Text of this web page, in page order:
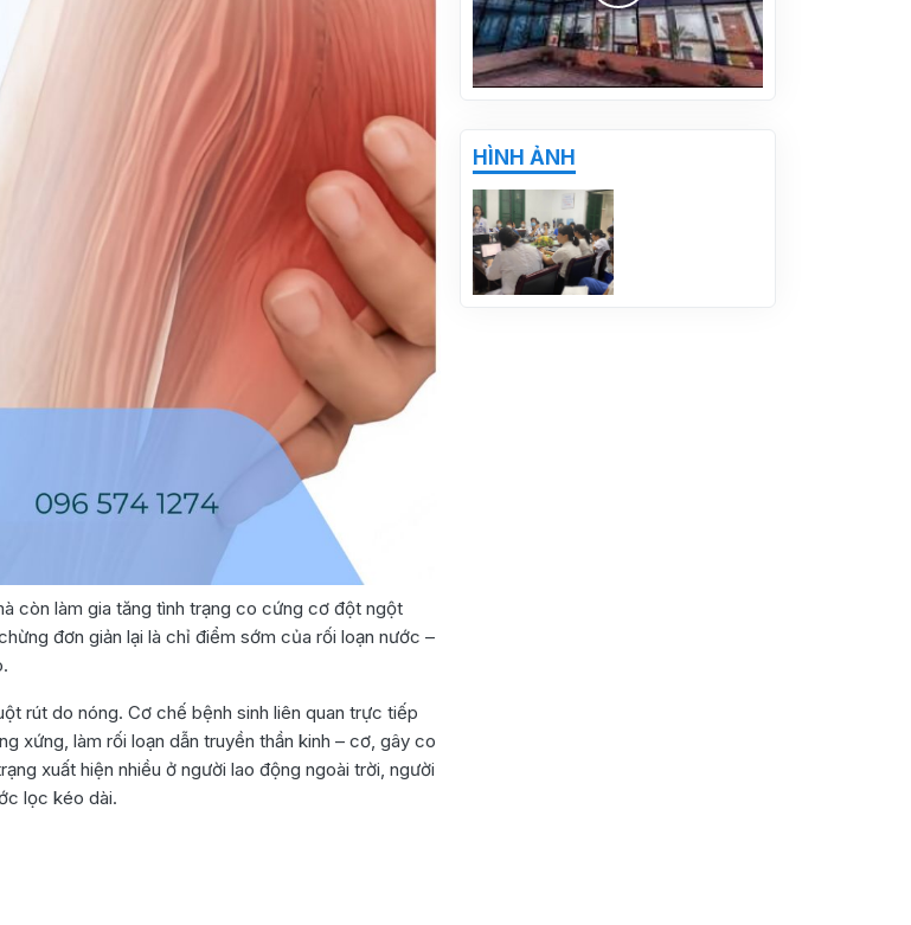
còn làm gia tăng tình trạng co cứng cơ đột ngột
đơn giản lại là chỉ điểm sớm của rối loạn nước –
rút do nóng. Cơ chế bệnh sinh liên quan trực tiếp
xứng, làm rối loạn dẫn truyền thần kinh – cơ, gây co
xuất hiện nhiều ở người lao động ngoài trời, người
lọc kéo dài.
NHAI TRIỂN KHAI PHÒNG
KHÁM NHI THEO YÊU CẦU
HÌNH ẢNH